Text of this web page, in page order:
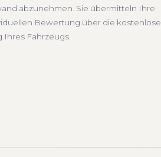
abzunehmen. Sie übermitteln Ihre
Bewertung über die kostenlose
Fahrzeugs.